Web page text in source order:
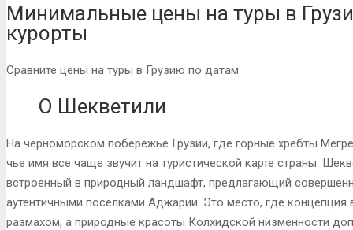
GRAND GMP
Тбилиси
22 авг, 6 ночей
Без питания
1 662 Br
2 434 Br
СРЕТЕНСКАЯ
1 496 Br
2 259 Br
Минимальные цены на туры в
курорты
Сравните цены на туры в Грузию по датам
О Шекветили
На черноморском побережье Грузии, где горные хребты
чье имя все чаще звучит на туристической карте страны.
встроенный в природный ландшафт, предлагающий
аутентичными поселками Аджарии. Это место, где концепция
размахом, а природные красоты Колхидской низменности